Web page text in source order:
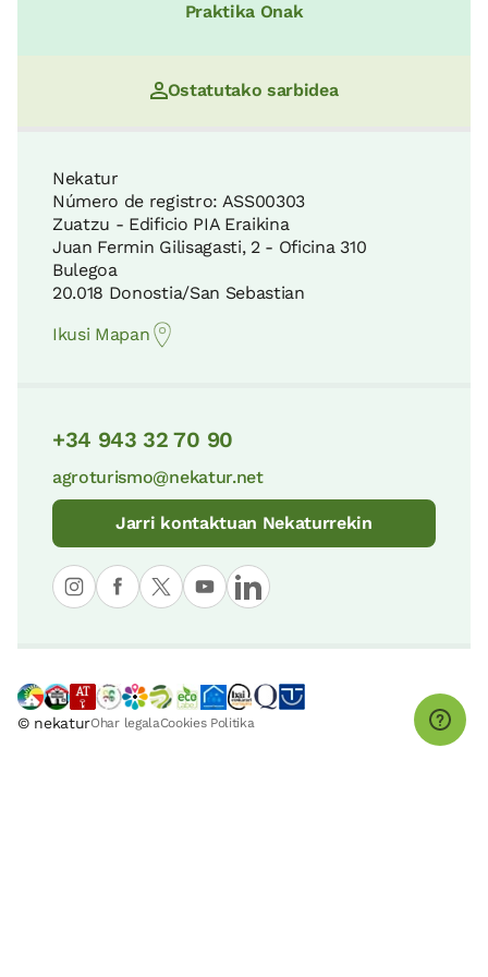
Praktika Onak
Ostatutako sarbidea
Nekatur
Número de registro: ASS00303
Zuatzu - Edificio PIA Eraikina
Juan Fermin Gilisagasti, 2 - Oficina 310
Bulegoa
20.018 Donostia/San Sebastian
Ikusi Mapan
+34 943 32 70 90
agroturismo@nekatur.net
Jarri kontaktuan Nekaturrekin
© nekaturOhar legalaCookies Politika